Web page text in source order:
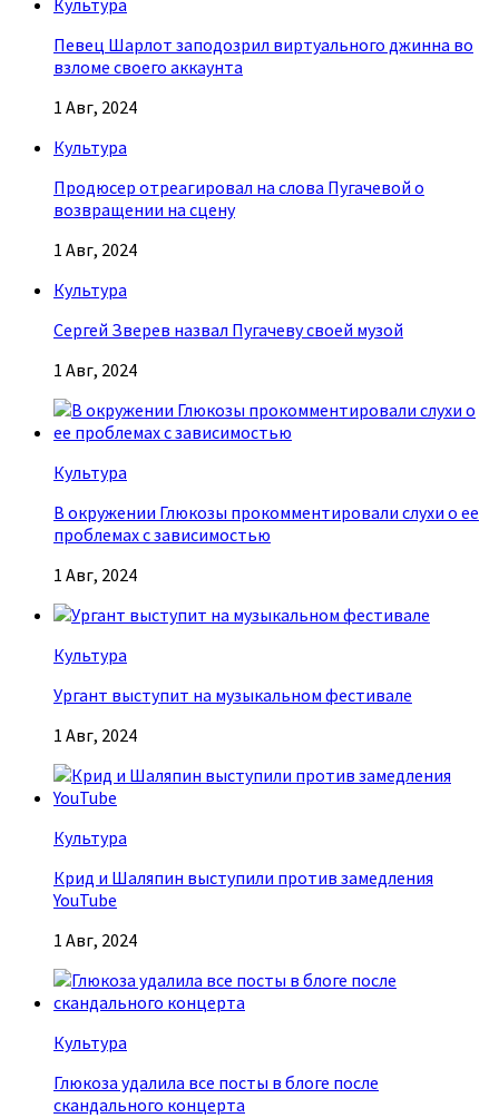
Культура
Певец Шарлот заподозрил виртуального джинна во
взломе своего аккаунта
1 Авг, 2024
Культура
Продюсер отреагировал на слова Пугачевой о
возвращении на сцену
1 Авг, 2024
Культура
Сергей Зверев назвал Пугачеву своей музой
1 Авг, 2024
Культура
В окружении Глюкозы прокомментировали слухи о ее
проблемах с зависимостью
1 Авг, 2024
Культура
Ургант выступит на музыкальном фестивале
1 Авг, 2024
Культура
Крид и Шаляпин выступили против замедления
YouTube
1 Авг, 2024
Культура
Глюкоза удалила все посты в блоге после
скандального концерта